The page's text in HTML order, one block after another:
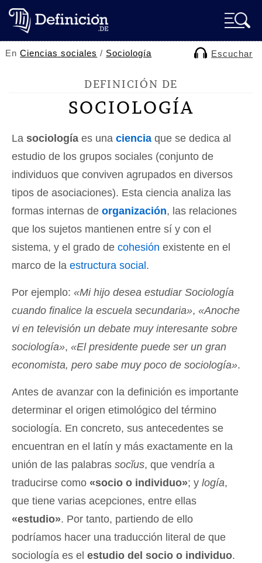
EnCiencias sociales / Sociología Escuchar
DEFINICIÓN DE
SOCIOLOGÍA
La sociología es una ciencia que se dedica al
estudio de los grupos sociales (conjunto de
individuos que conviven agrupados en diversos
tipos de asociaciones). Esta ciencia analiza las
formas internas de organización, las relaciones
que los sujetos mantienen entre sí y con el
sistema, y el grado de cohesión existente en el
marco de la estructura social .
Por ejemplo: «Mi hijo desea estudiar Sociología
cuando finalice la escuela secundaria», «Anoche
vi en televisión un debate muy interesante sobre
sociología», «El presidente puede ser un gran
economista, pero sabe muy poco de sociología».
Antes de avanzar con la definición es importante
determinar el origen etimológico del término
sociología. En concreto, sus antecedentes se
encuentran en el latín y más exactamente en la
unión de las palabras socĭus, que vendría a
traducirse como «socio o individuo»; y logía,
que tiene varias acepciones, entre ellas
«estudio». Por tanto, partiendo de ello
podríamos hacer una traducción literal de que
sociología es el estudio del socio o individuo.